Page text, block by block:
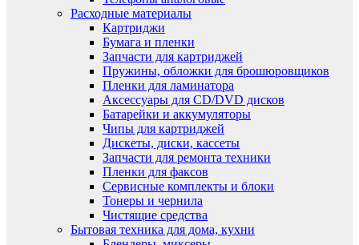
Расходные материалы
Картриджи
Бумага и пленки
Запчасти для картриджей
Пружины, обложки для брошюровщиков
Пленки для ламинатора
Аксессуары для CD/DVD дисков
Батарейки и аккумуляторы
Чипы для картриджей
Дискеты, диски, кассеты
Запчасти для ремонта техники
Пленки для факсов
Сервисные комплекты и блоки
Тонеры и чернила
Чистящие средства
Бытовая техника для дома, кухни